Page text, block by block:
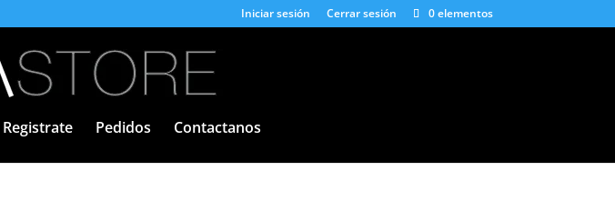
Iniciar sesión Cerrar sesión 0 elementos
Registrate Pedidos Contactanos